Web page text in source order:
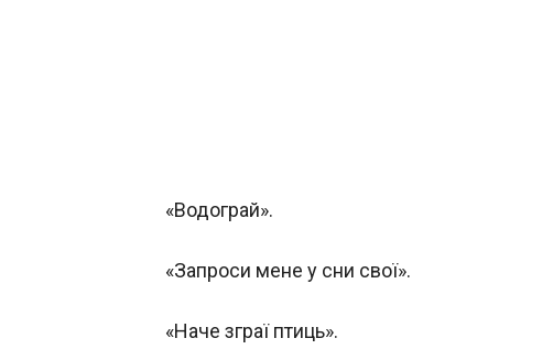
«Водограй».
«Запроси мене у сни свої».
«Наче зграї птиць».